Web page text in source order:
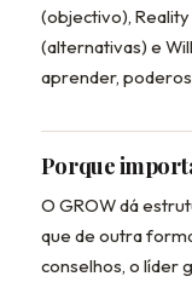
(objectivo),
(alternativas) e
aprender,
Porque
O GROW dá
que de outra
conselhos, o líder